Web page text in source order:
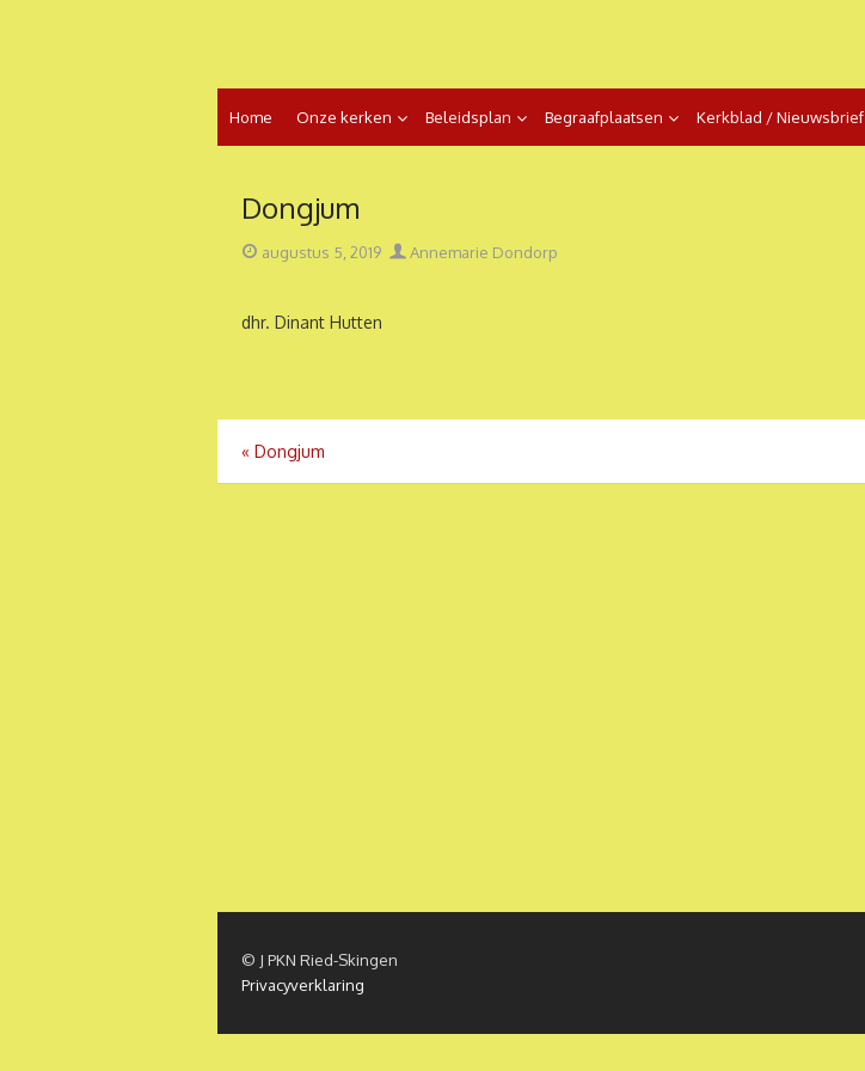
inhoud
Home Onze kerken Beleidsplan Begraafplaatsen Kerkblad / Nieuwsbrief
Dongjum
Geplaatst
augustus 5, 2019 Auteur
Annemarie Dondorp
dhr. Dinant Hutten
Bericht
navigatie
« Dongjum
© J PKN Ried-Skingen
Privacyverklaring